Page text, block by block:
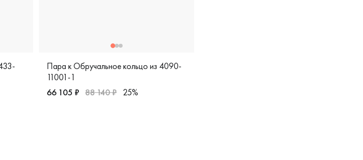
Пара к Обручальное кольцо из 4090-
11001-1
66 105 ₽ 88 140 ₽ 25%